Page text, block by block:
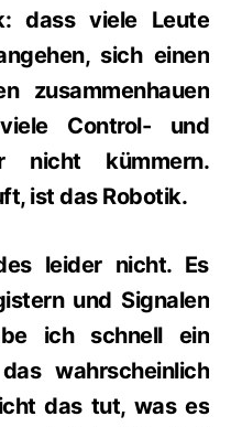
dass viele Leute
sich einen
zusammenhauen
Control- und
nicht kümmern.
ist das Robotik.
leider nicht. Es
und Signalen
ich schnell ein
wahrscheinlich
das tut, was es